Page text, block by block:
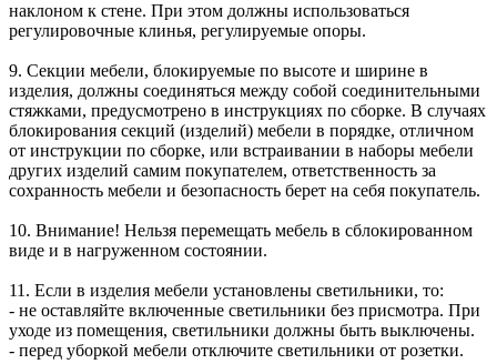
наклоном к стене. При этом должны использоваться
регулировочные клинья, регулируемые опоры.
9. Секции мебели, блокируемые по высоте и ширине в
изделия, должны соединяться между собой соединительными
стяжками, предусмотрено в инструкциях по сборке. В случаях
блокирования секций (изделий) мебели в порядке, отличном
от инструкции по сборке, или встраивании в наборы мебели
других изделий самим покупателем, ответственность за
сохранность мебели и безопасность берет на себя покупатель.
10. Внимание! Нельзя перемещать мебель в сблокированном
виде и в нагруженном состоянии.
11. Если в изделия мебели установлены светильники, то:
- не оставляйте включенные светильники без присмотра. При
уходе из помещения, светильники должны быть выключены.
- перед уборкой мебели отключите светильники от розетки.